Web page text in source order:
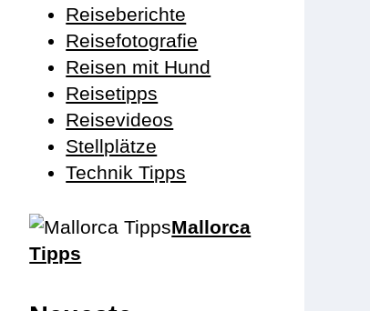
Reiseberichte
Reisefotografie
Reisen mit Hund
Reisetipps
Reisevideos
Stellplätze
Technik Tipps
Mallorca
Tipps